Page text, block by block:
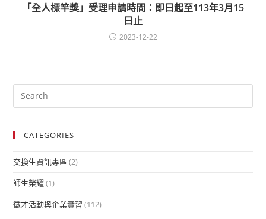
「全人標竿獎」受理申請時間：即日起至113年3月15
日止
2023-12-22
CATEGORIES
交換生資訊專區 (2)
師生榮耀(1)
徵才活動與企業實習 (112)